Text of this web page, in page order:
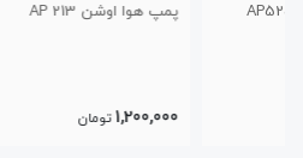
پمپ هوا اوشن AP 213
تومان